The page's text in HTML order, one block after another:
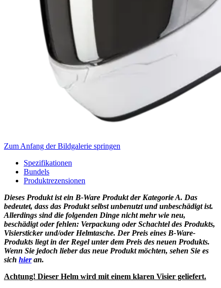
Zum Anfang der Bildgalerie springen
Spezifikationen
Bundels
Produktrezensionen
Dieses Produkt ist ein B-Ware Produkt der Kategorie A. Das
bedeutet, dass das Produkt selbst unbenutzt und unbeschädigt ist.
Allerdings sind die folgenden Dinge nicht mehr wie neu,
beschädigt oder fehlen: Verpackung oder Schachtel des Produkts,
Visiersticker und/oder Helmtasche. Der Preis eines B-Ware-
Produkts liegt in der Regel unter dem Preis des neuen Produkts.
Wenn Sie jedoch lieber das neue Produkt möchten, sehen Sie es
sich hier an.
Achtung! Dieser Helm wird mit einem klaren Visier geliefert.